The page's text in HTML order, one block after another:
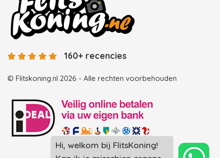
© Flitskoning.nl 2026 - Alle rechten voorbehouden
160+ recencies
Landingspagina overzicht photobooths